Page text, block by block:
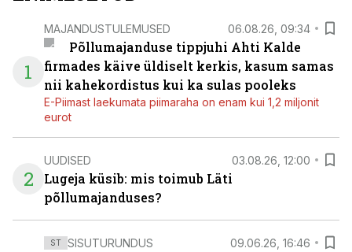
1
MAJANDUSTULEMUSED 06.08.26, 09:34
Põllumajanduse tippjuhi Ahti Kalde
firmades käive üldiselt kerkis, kasum samas
nii kahekordistus kui ka sulas pooleks
E-Piimast laekumata piimaraha on enam kui 1,2 miljonit
eurot
2
UUDISED 03.08.26, 12:00
Lugeja küsib: mis toimub Läti
põllumajanduses?
ST SISUTURUNDUS 09.06.26, 16:46